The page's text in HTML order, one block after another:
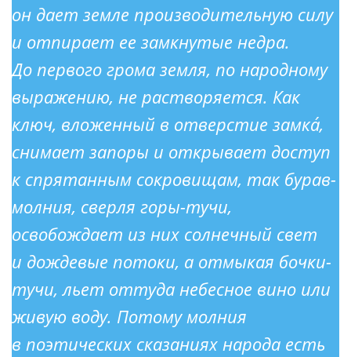
он дает земле производительную силу
и отпирает ее замкнутые недра.
До первого грома земля, по народному
выражению, не растворяется. Как
ключ, вложенный в отверстие замкá,
снимает запоры и открывает доступ
к спрятанным сокровищам, так бурав-
молния, сверля горы-тучи,
освобождает из них солнечный свет
и дождевые потоки, а отмыкая бочки-
тучи, льет оттуда небесное вино или
живую воду. Потому молния
в поэтических сказаниях народа есть